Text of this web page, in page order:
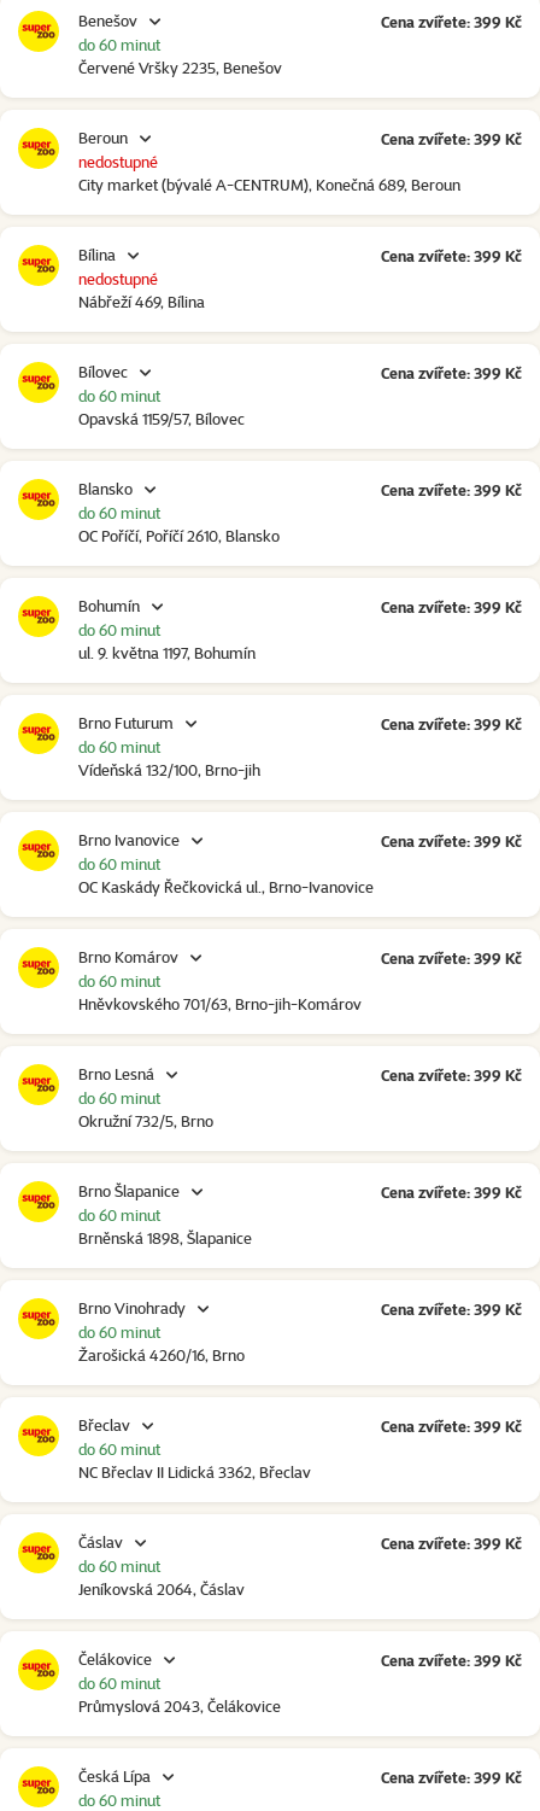
Benešov
Červené Vršky 2235, Benešov
do 60 minut
Cena zvířete: 399 Kč
Beroun
City market (bývalé A-CENTRUM), Konečná 689, Beroun
nedostupné
Cena zvířete: 399 Kč
Bílina
Nábřeží 469, Bílina
nedostupné
Cena zvířete: 399 Kč
Bílovec
Opavská 1159/57, Bílovec
do 60 minut
Cena zvířete: 399 Kč
Blansko
OC Poříčí, Poříčí 2610, Blansko
do 60 minut
Cena zvířete: 399 Kč
Bohumín
ul. 9. května 1197, Bohumín
do 60 minut
Cena zvířete: 399 Kč
Brno Futurum
Vídeňská 132/100, Brno-jih
do 60 minut
Cena zvířete: 399 Kč
Brno Ivanovice
OC Kaskády Řečkovická ul., Brno-Ivanovice
do 60 minut
Cena zvířete: 399 Kč
Brno Komárov
Hněvkovského 701/63, Brno-jih-Komárov
do 60 minut
Cena zvířete: 399 Kč
Brno Lesná
Okružní 732/5, Brno
do 60 minut
Cena zvířete: 399 Kč
Brno Šlapanice
Brněnská 1898, Šlapanice
do 60 minut
Cena zvířete: 399 Kč
Brno Vinohrady
Žarošická 4260/16, Brno
do 60 minut
Cena zvířete: 399 Kč
Břeclav
NC Břeclav II Lidická 3362, Břeclav
do 60 minut
Cena zvířete: 399 Kč
Čáslav
Jeníkovská 2064, Čáslav
do 60 minut
Cena zvířete: 399 Kč
Čelákovice
Průmyslová 2043, Čelákovice
do 60 minut
Cena zvířete: 399 Kč
Česká Lípa
do 60 minut
Cena zvířete: 399 Kč